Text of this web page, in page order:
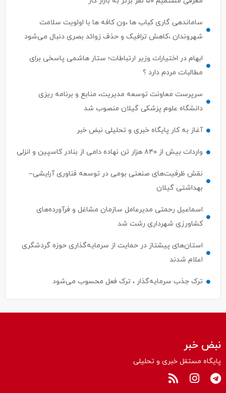
ساماندهی گاری کباب ها ،ون کافه ها با اولویت سلامت
شهروندان ،کاهش ترافیک و حذف زوائد بصری دنبال می‌شود
ابهام در اختیارات وزیر ارتباطات؛ ستار هاشمی پاسخی برای
مطالبات مردم دارد ؟
سرپرست معاونت توسعه مدیریت، منابع و برنامه ریزی
دانشگاه علوم پزشکی گیلان منصوب شد
آغاز به کار پایگاه خبری و تحلیلی نبض خبر
واردات بیش از ۸۴۰ هزار تن نهاده دامی از بنادر كاسپین و انزلی
نقش ظرفیت‌های صنعتی بومی در توسعه فناوری آرایشی–
بهداشتی گیلان
اسماعیل رحمتی مدیرعامل سازمان مشاغل و فرآورده‌های
کشاورزی شهرداری رشت شد
استان‌های پیشتاز در حمایت از سرمایه‌گذاری حوزه گردشگری
اعلام شدند
ترک جذب سرمایه‌گذار ، ترک فعل محسوب می‌شود
نبض خبر
پایگاه مستقل خبری و تحلیلی